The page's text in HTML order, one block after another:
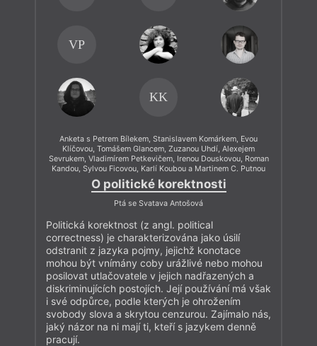
VP
KK
Anketa s Petrem Bílekem, Stanislavem Komárkem, Evou
Klíčovou, Tomášem Glancem, Zuzanou Uhdí, Alexejem
Sevrukem, Vladimírem Petkevičem, Irenou Douskovou, Roman
Kandou, Sylvou Ficovou, Karlí Koubou a Martinem C. Putnou
O politické korektnosti
Ptá se Svatava Antošová
Politická korektnost (z angl. political
correctness) je charakterizována jako úsilí
odstranit z jazyka pojmy, jejichž konotace
mohou být vnímány coby urážlivé nebo mohou
posilovat utlačovatele v jejich nadřazených a
diskriminujících postojích. Její používání má však
i své odpůrce, podle kterých je ohrožením
svobody slova a skrytou cenzurou. Zajímalo nás,
jaký názor na ni mají ti, kteří s jazykem denně
pracují.